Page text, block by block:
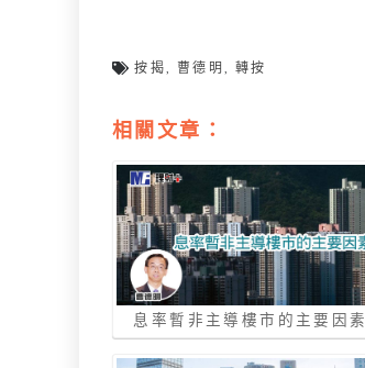
按揭 ,曹德明 ,轉按
相關文章：
息率暫非主導樓市的主要因素